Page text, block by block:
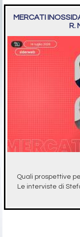
MERCATI
R.
Quali prospettive
Le interviste di